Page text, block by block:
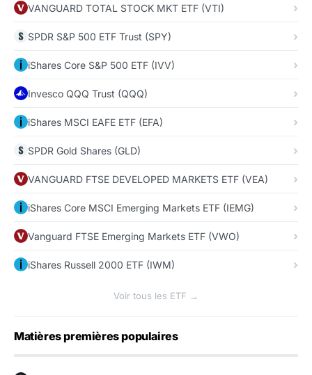
VANGUARD TOTAL STOCK MKT ETF (VTI)
SPDR S&P 500 ETF Trust (SPY)
iShares Core S&P 500 ETF (IVV)
Invesco QQQ Trust (QQQ)
iShares MSCI EAFE ETF (EFA)
SPDR Gold Shares (GLD)
VANGUARD FTSE DEVELOPED MARKETS ETF (VEA)
iShares Core MSCI Emerging Markets ETF (IEMG)
Vanguard FTSE Emerging Markets ETF (VWO)
iShares Russell 2000 ETF (IWM)
Voir tous les ETF →
Matières premières populaires